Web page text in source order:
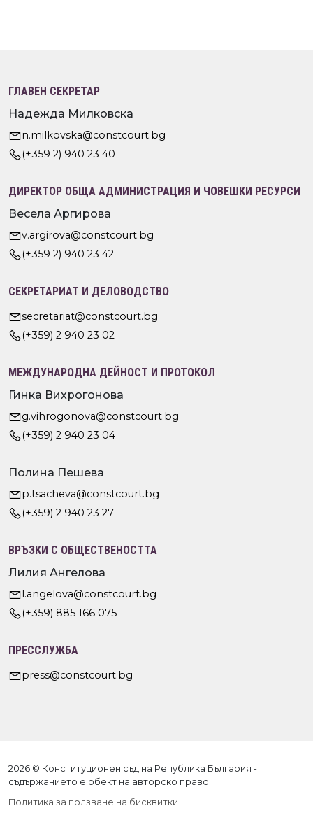
ГЛАВЕН СЕКРЕТАР
Надежда Милковска
n.milkovska@constcourt.bg
(+359 2) 940 23 40
ДИРЕКТОР ОБЩА АДМИНИСТРАЦИЯ И ЧОВЕШКИ РЕСУРСИ
Весела Аргирова
v.argirova@constcourt.bg
(+359 2) 940 23 42
СЕКРЕТАРИАТ И ДЕЛОВОДСТВО
secretariat@constcourt.bg
(+359) 2 940 23 02
МЕЖДУНАРОДНА ДЕЙНОСТ И ПРОТОКОЛ
Гинка Вихрогонова
g.vihrogonova@constcourt.bg
(+359) 2 940 23 04
Полина Пешева
p.tsacheva@constcourt.bg
(+359) 2 940 23 27
ВРЪЗКИ С ОБЩЕСТВЕНОСТТА
Лилия Ангелова
l.angelova@constcourt.bg
(+359) 885 166 075
ПРЕССЛУЖБА
press@constcourt.bg
2026 © Конституционен съд на Република България -
съдържанието е обект на авторско право
Политика за ползване на бисквитки